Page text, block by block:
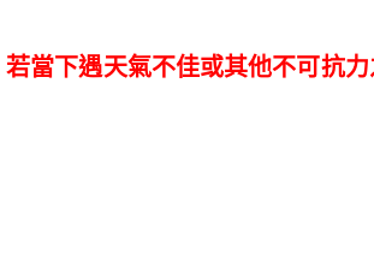
當下遇天氣不佳或其他不可抗